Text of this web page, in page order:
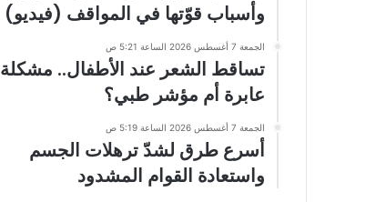
وأسباب قوّتها في المواقف (فيديو)
الجمعة 7 أغسطس 2026 الساعة 5:21 ص
تساقط الشعر عند الأطفال.. مشكلة
عابرة أم مؤشر طبي؟
الجمعة 7 أغسطس 2026 الساعة 5:19 ص
أسرع طرق لشدّ ترهلات الجسم
واستعادة القوام المشدود